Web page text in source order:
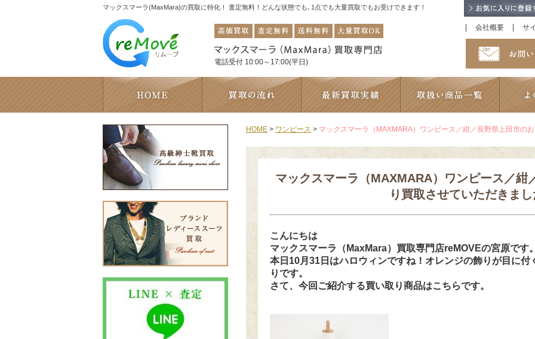
マックスマーラ(MaxMara)の買取に特化！ 査定無料！どんな状態でも､1点でも大量買取でもお受けできます！
電話受付 10:00～17:00(平日)
会社概要 サ
HOME > ワンピース > マックスマーラ（MAXMARA）ワンピース／紺／長野県上田市の
マックスマーラ（MAXMARA）ワンピース／紺
り買取させていただきまし
こんにちは
マックスマーラ（MaxMara）買取専門店reMOVEの宮原です。
本日10月31日はハロウィンですね！オレンジの飾りが目に
りです。
さて、今回ご紹介する買い取り商品はこちらです。